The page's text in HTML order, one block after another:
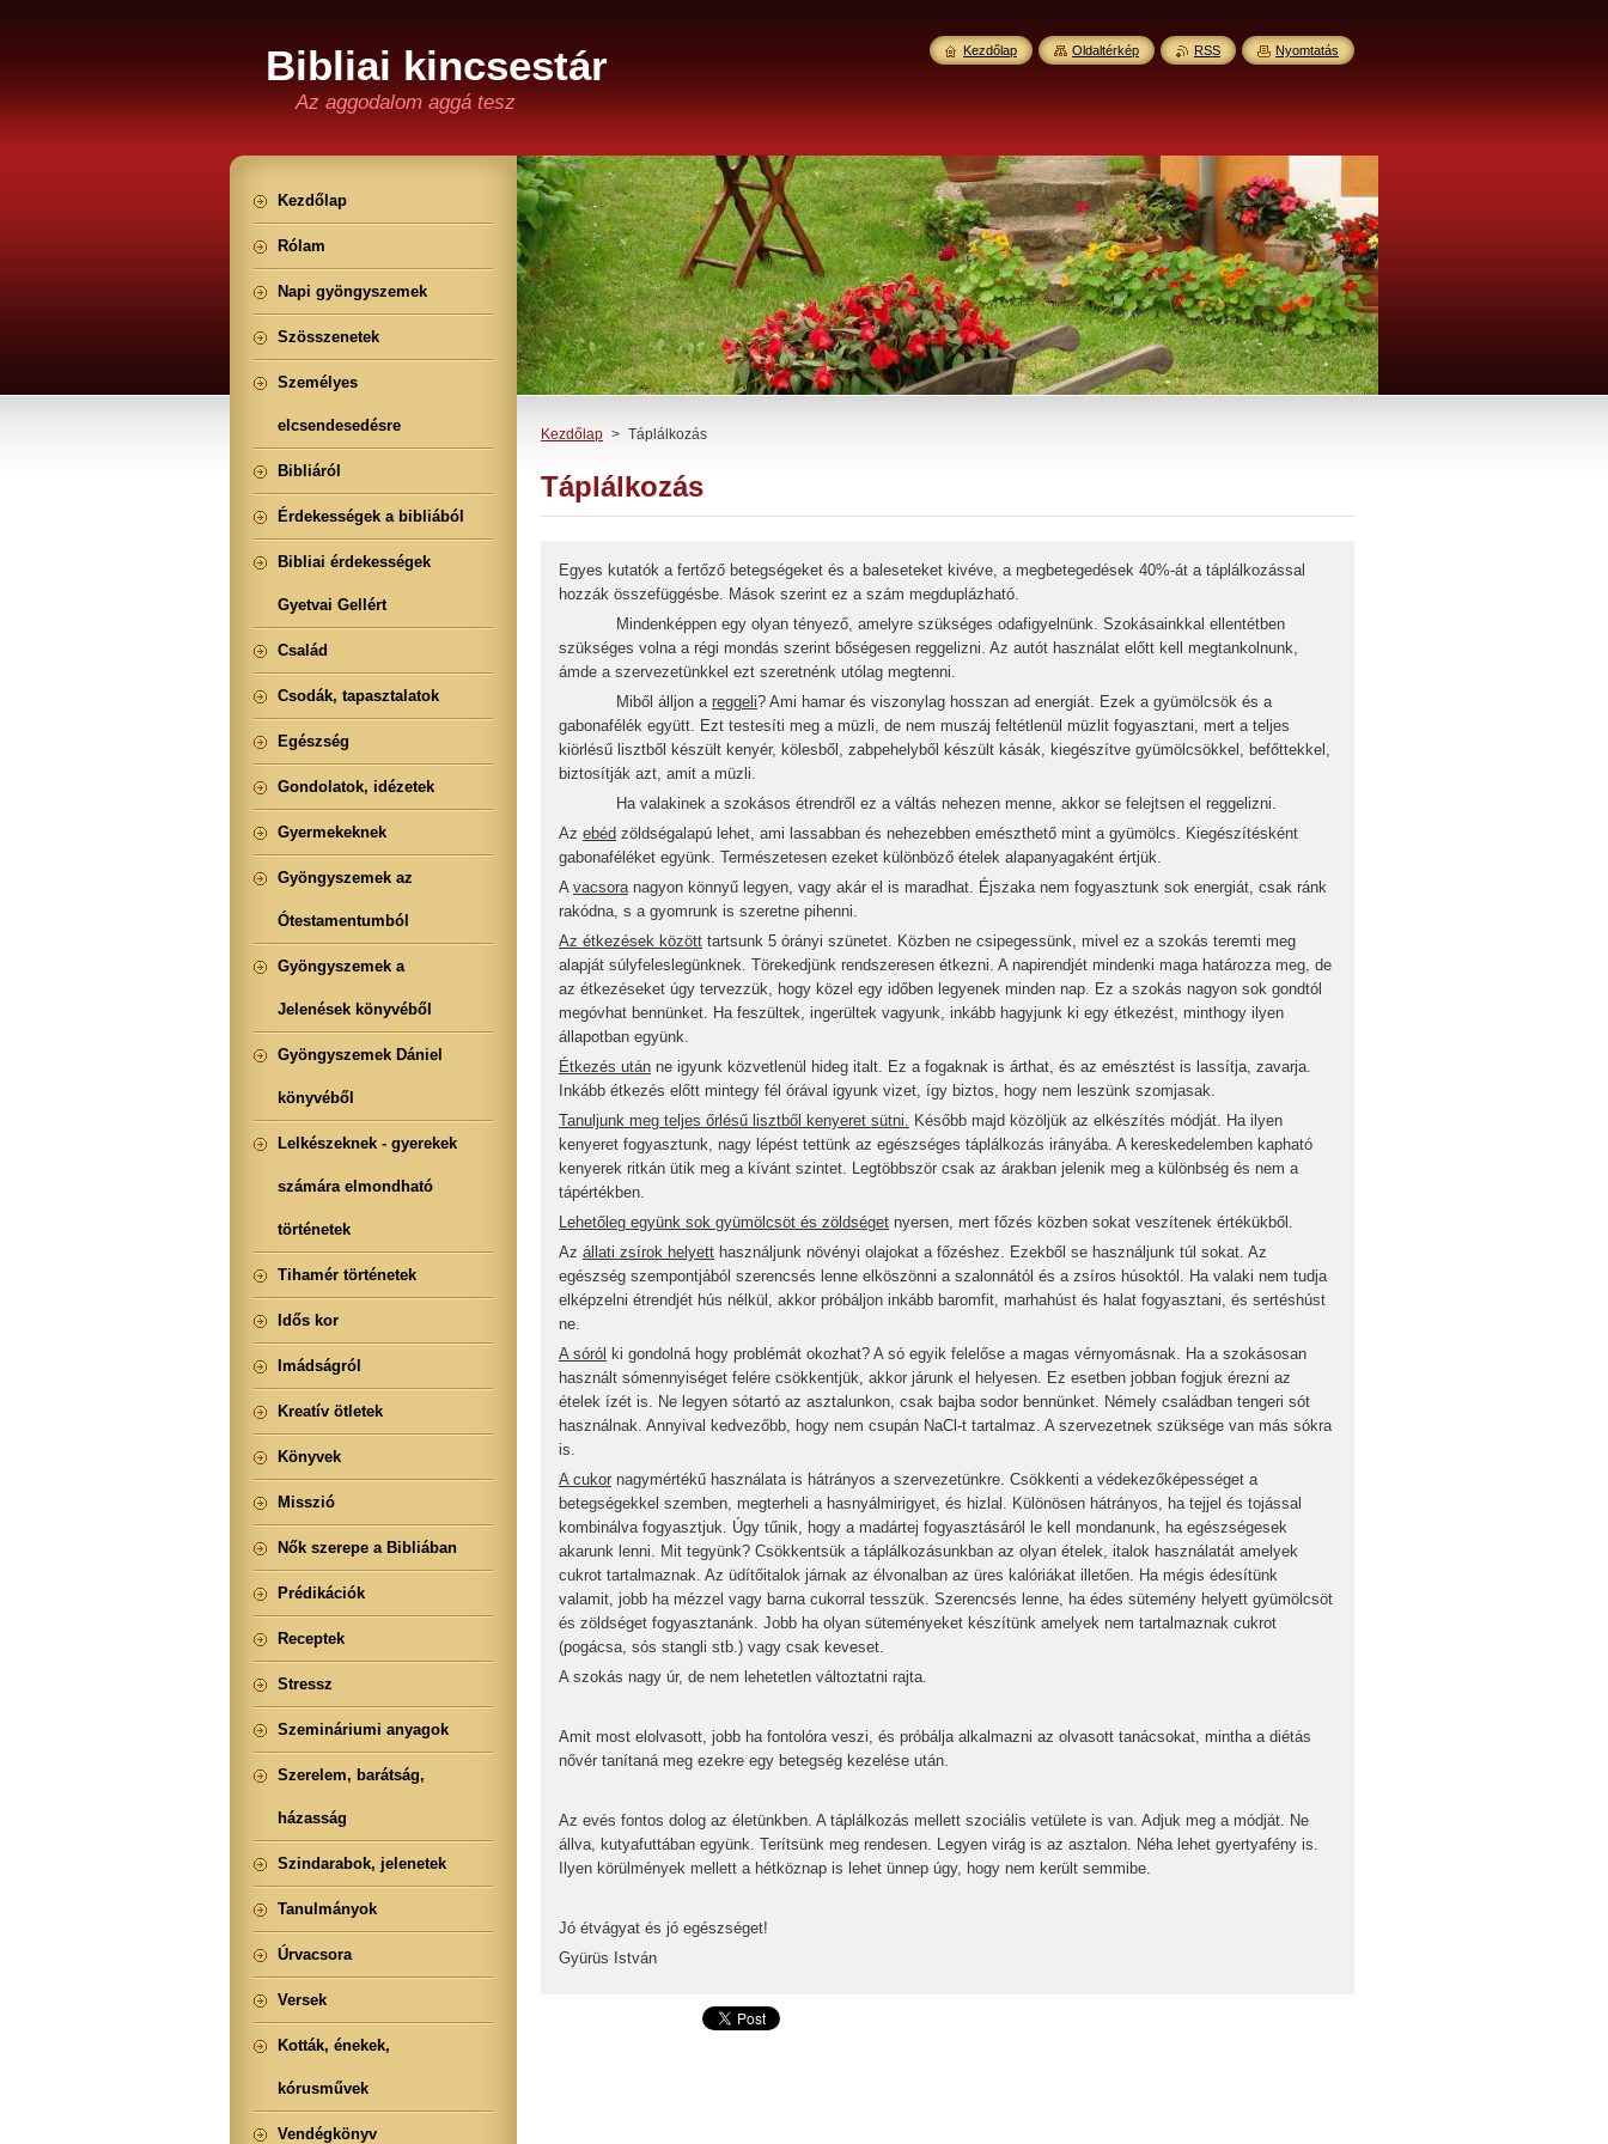
Bibliai kincsestár
Az aggodalom aggá tesz
Kezdőlap > Táplálkozás
Táplálkozás
Egyes kutatók a fertőző betegségeket és a baleseteket kivéve, a megbetegedések 40%-át a táplálkozással
hozzák összefüggésbe. Mások szerint ez a szám megduplázható.
Mindenképpen egy olyan tényező, amelyre szükséges odafigyelnünk. Szokásainkkal ellentétben
szükséges volna a régi mondás szerint bőségesen reggelizni. Az autót használat előtt kell megtankolnunk,
ámde a szervezetünkkel ezt szeretnénk utólag megtenni.
Miből álljon a reggeli? Ami hamar és viszonylag hosszan ad energiát. Ezek a gyümölcsök és a
gabonafélék együtt. Ezt testesíti meg a müzli, de nem muszáj feltétlenül müzlit fogyasztani, mert a teljes
kiörlésű lisztből készült kenyér, kölesből, zabpehelyből készült kásák, kiegészítve gyümölcsökkel, befőttekkel,
biztosítják azt, amit a müzli.
Ha valakinek a szokásos étrendről ez a váltás nehezen menne, akkor se felejtsen el reggelizni.
Az ebéd zöldségalapú lehet, ami lassabban és nehezebben emészthető mint a gyümölcs. Kiegészítésként
gabonaféléket együnk. Természetesen ezeket különböző ételek alapanyagaként értjük.
A vacsoranagyon könnyű legyen, vagy akár el is maradhat. Éjszaka nem fogyasztunk sok energiát, csak ránk
rakódna, s a gyomrunk is szeretne pihenni.
Az étkezések között tartsunk 5 órányi szünetet. Közben ne csipegessünk, mivel ez a szokás teremti meg
alapját súlyfeleslegünknek. Törekedjünk rendszeresen étkezni. A napirendjét mindenki maga határozza meg, de
az étkezéseket úgy tervezzük, hogy közel egy időben legyenek minden nap. Ez a szokás nagyon sok gondtól
megóvhat bennünket. Ha feszültek, ingerültek vagyunk, inkább hagyjunk ki egy étkezést, minthogy ilyen
állapotban együnk.
Étkezés után ne igyunk közvetlenül hideg italt. Ez a fogaknak is árthat, és az emésztést is lassítja, zavarja.
Inkább étkezés előtt mintegy fél órával igyunk vizet, így biztos, hogy nem leszünk szomjasak.
Tanuljunk meg teljes őrlésű lisztből kenyeret sütni. Később majd közöljük az elkészítés módját. Ha ilyen
kenyeret fogyasztunk, nagy lépést tettünk az egészséges táplálkozás irányába. A kereskedelemben kapható
kenyerek ritkán ütik meg a kívánt szintet. Legtöbbször csak az árakban jelenik meg a különbség és nem a
tápértékben.
Lehetőleg együnk sok gyümölcsöt és zöldséget nyersen, mert főzés közben sokat veszítenek értékükből.
Az állati zsírok helyett használjunk növényi olajokat a főzéshez. Ezekből se használjunk túl sokat. Az
egészség szempontjából szerencsés lenne elköszönni a szalonnától és a zsíros húsoktól. Ha valaki nem tudja
elképzelni étrendjét hús nélkül, akkor próbáljon inkább baromfit, marhahúst és halat fogyasztani, és sertéshúst
ne.
A sóról ki gondolná hogy problémát okozhat? A só egyik felelőse a magas vérnyomásnak. Ha a szokásosan
használt sómennyiséget felére csökkentjük, akkor járunk el helyesen. Ez esetben jobban fogjuk érezni az
ételek ízét is. Ne legyen sótartó az asztalunkon, csak bajba sodor bennünket. Némely családban tengeri sót
használnak. Annyival kedvezőbb, hogy nem csupán NaCl-t tartalmaz. A szervezetnek szüksége van más sókra
is.
A cukor nagymértékű használata is hátrányos a szervezetünkre. Csökkenti a védekezőképességet a
betegségekkel szemben, megterheli a hasnyálmirigyet, és hizlal. Különösen hátrányos, ha tejjel és tojással
kombinálva fogyasztjuk. Úgy tűnik, hogy a madártej fogyasztásáról le kell mondanunk, ha egészségesek
akarunk lenni. Mit tegyünk? Csökkentsük a táplálkozásunkban az olyan ételek, italok használatát amelyek
cukrot tartalmaznak. Az üdítőitalok járnak az élvonalban az üres kalóriákat illetően. Ha mégis édesítünk
valamit, jobb ha mézzel vagy barna cukorral tesszük. Szerencsés lenne, ha édes sütemény helyett gyümölcsöt
és zöldséget fogyasztanánk. Jobb ha olyan süteményeket készítünk amelyek nem tartalmaznak cukrot
(pogácsa, sós stangli stb.) vagy csak keveset.
A szokás nagy úr, de nem lehetetlen változtatni rajta.
Amit most elolvasott, jobb ha fontolóra veszi, és próbálja alkalmazni az olvasott tanácsokat, mintha a diétás
nővér tanítaná meg ezekre egy betegség kezelése után.
Az evés fontos dolog az életünkben. A táplálkozás mellett szociális vetülete is van. Adjuk meg a módját. Ne
állva, kutyafuttában együnk. Terítsünk meg rendesen. Legyen virág is az asztalon. Néha lehet gyertyafény is.
Ilyen körülmények mellett a hétköznap is lehet ünnep úgy, hogy nem került semmibe.
Jó étvágyat és jó egészséget!
Gyürüs István
Kezdőlap
Rólam
Napi gyöngyszemek
Szösszenetek
Személyes
elcsendesedésre
Bibliáról
Érdekességek a bibliából
Bibliai érdekességek
Gyetvai Gellért
Család
Csodák, tapasztalatok
Egészség
Gondolatok, idézetek
Gyermekeknek
Gyöngyszemek az
Ótestamentumból
Gyöngyszemek a
Jelenések könyvéből
Gyöngyszemek Dániel
könyvéből
Lelkészeknek - gyerekek
számára elmondható
történetek
Tihamér történetek
Idős kor
Imádságról
Kreatív ötletek
Könyvek
Misszió
Nők szerepe a Bibliában
Prédikációk
Receptek
Stressz
Szemináriumi anyagok
Szerelem, barátság,
házasság
Szindarabok, jelenetek
Tanulmányok
Úrvacsora
Versek
Kották, énekek,
kórusművek
Vendégkönyv
Kezdőlap Oldaltérkép RSS Nyomtatás